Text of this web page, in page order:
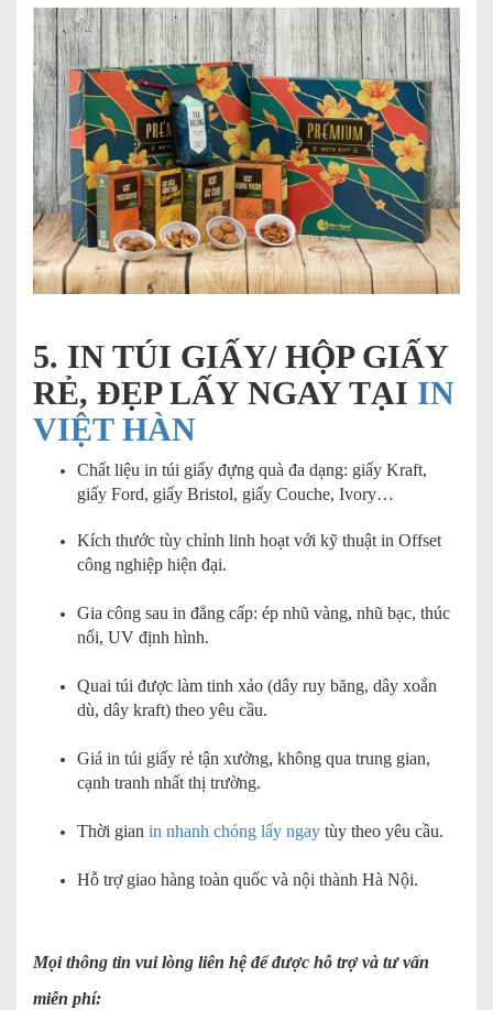
5. IN TÚI GIẤY/ HỘP GIẤY
RẺ, ĐẸP LẤY NGAY TẠI IN
VIỆT HÀN
Chất liệu in túi giấy đựng quà đa dạng: giấy Kraft,
giấy Ford, giấy Bristol, giấy Couche, Ivory…
Kích thước tùy chỉnh linh hoạt với kỹ thuật in Offset
công nghiệp hiện đại.
Gia công sau in đẳng cấp: ép nhũ vàng, nhũ bạc, thúc
nổi, UV định hình.
Quai túi được làm tinh xảo (dây ruy băng, dây xoắn
dù, dây kraft) theo yêu cầu.
Giá in túi giấy rẻ tận xưởng, không qua trung gian,
cạnh tranh nhất thị trường.
Thời gian in nhanh chóng lấy ngay tùy theo yêu cầu.
Hỗ trợ giao hàng toàn quốc và nội thành Hà Nội.
Mọi thông tin vui lòng liên hệ để được hỗ trợ và tư vấn
miễn phí: